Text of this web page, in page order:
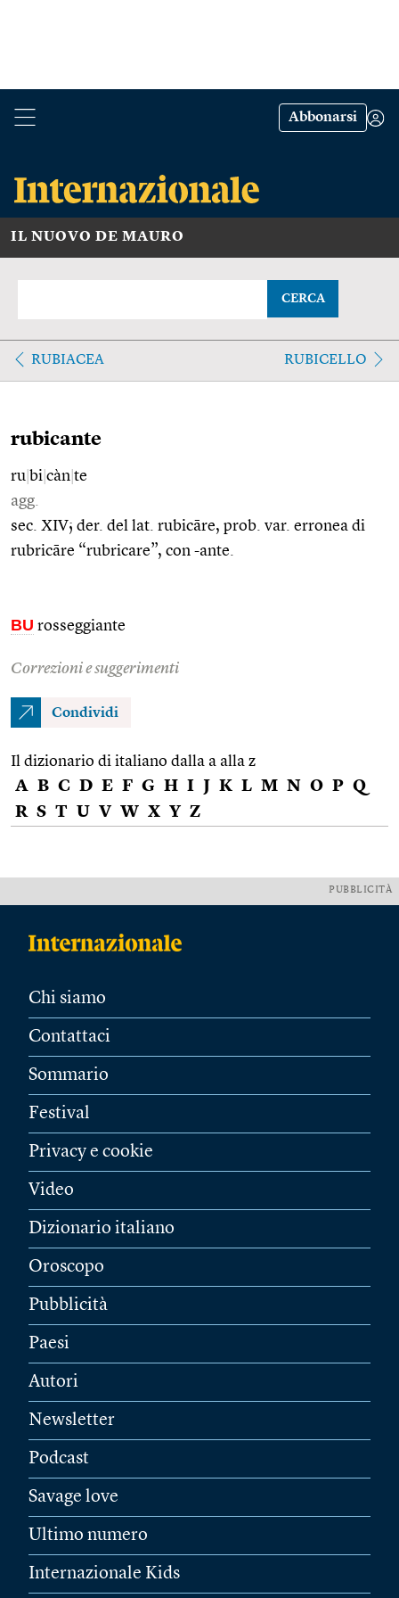
Abbonarsi
IL NUOVO DE MAURO
CERCA
RUBIACEA RUBICELLO
rubicante
ru bi càn te
agg.
sec. XIV; der. del lat. rubicāre, prob. var. erronea di
rubricāre “rubricare”, con -ante.
BU rosseggiante
Correzioni e suggerimenti
Condividi
Il dizionario di italiano dalla a alla z
A B C D E F G H I J K L M N O P Q
R S T U V W X Y Z
PUBBLICITÀ
Chi siamo
Contattaci
Sommario
Festival
Privacy e cookie
Video
Dizionario italiano
Oroscopo
Pubblicità
Paesi
Autori
Newsletter
Podcast
Savage love
Ultimo numero
Internazionale Kids